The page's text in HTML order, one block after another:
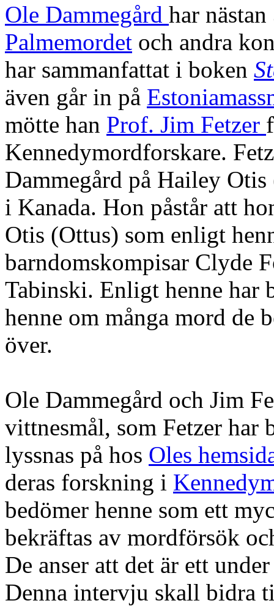
Ole Dammegård har
Palmemordet och andra
har sammanfattat i boken
även går in på
mötte han Prof. Jim Fetzer
Kennedymordforskare.
Dammegård på Hailey Otis
i Kanada. Hon påstår att
Otis (Ottus) som enligt
barndomskompisar Clyde
Tabinski. Enligt henne har
henne om många mord de
över.
Ole Dammegård och Jim
vittnesmål, som Fetzer har
lyssnas på hos Oles
deras forskning i
bedömer henne som ett
bekräftas av mordförsök
De anser att det är ett
Denna intervju skall bidra